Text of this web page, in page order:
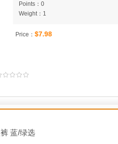
Points：0
Weight：1
Price： $7.98
蓝/绿选